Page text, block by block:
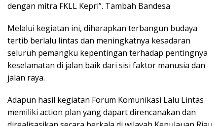
dengan mitra FKLL Kepri”. Tambah Bandesa
Melalui kegiatan ini, diharapkan terbangun budaya
tertib berlalu lintas dan meningkatnya kesadaran
seluruh pemangku kepentingan terhadap pentingnya
keselamatan di jalan baik dari sisi faktor manusia dan
jalan raya.
Adapun hasil kegiatan Forum Komunikasi Lalu Lintas
memiliki action plan yang dapart direncanakan dan